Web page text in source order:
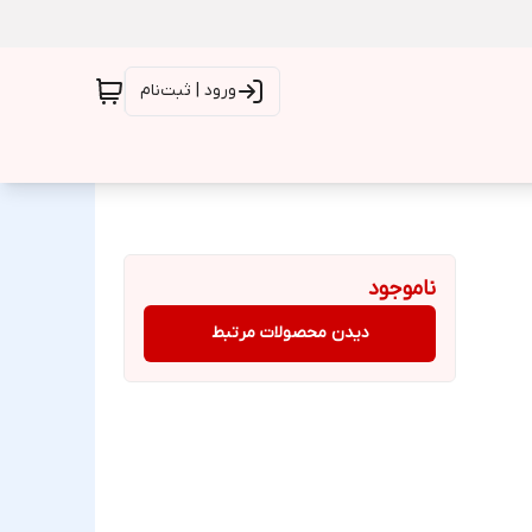
ورود | ثبت‌نام
ناموجود
دیدن محصولات مرتبط